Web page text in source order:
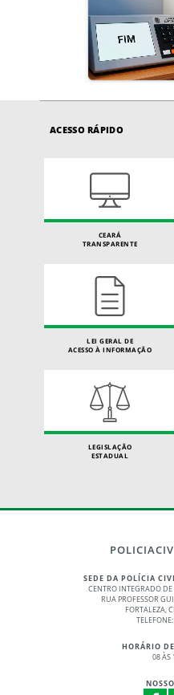
ACESSO RÁPIDO
CEARÁ
TRANSPARENTE
LEI GERAL DE
ACESSO À INFORMAÇÃO
LEGISLAÇÃO
ESTADUAL
SEDE DA POLÍCIA
CENTRO INTEGRADO
RUA PROFESSOR
FORTALEZA,
HORÁRIO
08 ÀS